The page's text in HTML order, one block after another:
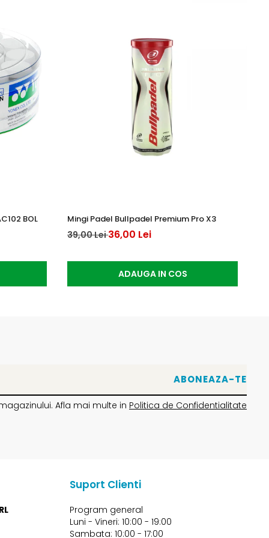
BOL Mingi Padel Bullpadel Premium Pro X3
39,00 Lei36,00 Lei
ADAUGA IN COS
Afla mai multe in Politica de Confidentialitate
Suport Clienti
Program general
Luni - Vineri: 10:00 - 19:00
Sambata: 10:00 - 17:00